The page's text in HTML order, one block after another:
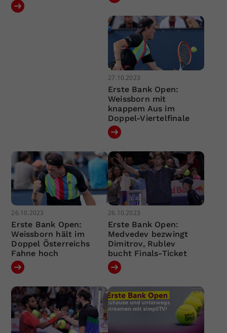
27.10.2023
Erste Bank Open:
Weissborn mit
knappem Aus im
Doppel-Viertelfinale
26.10.2023
Erste Bank Open:
Weissborn hält im
Doppel Österreichs
Fahne hoch
26.10.2023
Erste Bank Open:
Medvedev bezwingt
Dimitrov, Rublev
bucht Finals-Ticket